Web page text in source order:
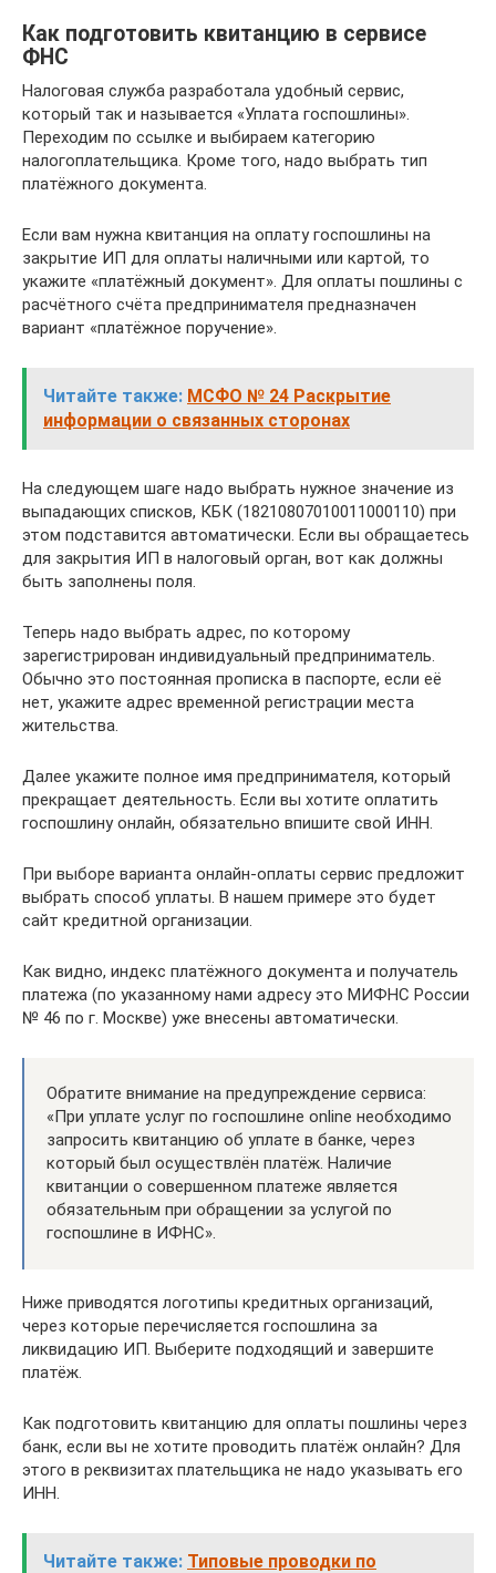
Как подготовить квитанцию в сервисе
ФНС
Налоговая служба разработала удобный сервис,
который так и называется «Уплата госпошлины».
Переходим по ссылке и выбираем категорию
налогоплательщика. Кроме того, надо выбрать тип
платёжного документа.
Если вам нужна квитанция на оплату госпошлины на
закрытие ИП для оплаты наличными или картой, то
укажите «платёжный документ». Для оплаты пошлины с
расчётного счёта предпринимателя предназначен
вариант «платёжное поручение».
Читайте также: МСФО № 24 Раскрытие
информации о связанных сторонах
На следующем шаге надо выбрать нужное значение из
выпадающих списков, КБК (18210807010011000110) при
этом подставится автоматически. Если вы обращаетесь
для закрытия ИП в налоговый орган, вот как должны
быть заполнены поля.
Теперь надо выбрать адрес, по которому
зарегистрирован индивидуальный предприниматель.
Обычно это постоянная прописка в паспорте, если её
нет, укажите адрес временной регистрации места
жительства.
Далее укажите полное имя предпринимателя, который
прекращает деятельность. Если вы хотите оплатить
госпошлину онлайн, обязательно впишите свой ИНН.
При выборе варианта онлайн-оплаты сервис предложит
выбрать способ уплаты. В нашем примере это будет
сайт кредитной организации.
Как видно, индекс платёжного документа и получатель
платежа (по указанному нами адресу это МИФНС России
№ 46 по г. Москве) уже внесены автоматически.
Обратите внимание на предупреждение сервиса:
«При уплате услуг по госпошлине online необходимо
запросить квитанцию об уплате в банке, через
который был осуществлён платёж. Наличие
квитанции о совершенном платеже является
обязательным при обращении за услугой по
госпошлине в ИФНС».
Ниже приводятся логотипы кредитных организаций,
через которые перечисляется госпошлина за
ликвидацию ИП. Выберите подходящий и завершите
платёж.
Как подготовить квитанцию для оплаты пошлины через
банк, если вы не хотите проводить платёж онлайн? Для
этого в реквизитах плательщика не надо указывать его
ИНН.
Читайте также: Типовые проводки по